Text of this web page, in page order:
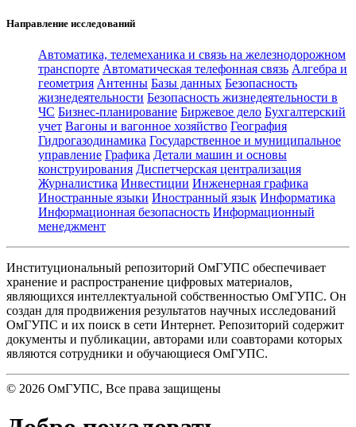
Направление исследований
Автоматика, телемеханика и связь на железнодорожном
транспорте Автоматическая телефонная связь Алгебра и
геометрия Антенны Базы данных Безопасность
жизнедеятельности Безопасность жизнедеятельности в
ЧС Бизнес-планирование Биржевое дело Бухгалтерский
учет Вагоны и вагонное хозяйство География
Гидрогазодинамика Государственное и муниципальное
управление Графика Детали машин и основы
конструирования Диспетчерская централизация
Журналистика Инвестиции Инженерная графика
Иностранные языки Иностранный язык Информатика
Информационная безопасность Информационный
менеджмент
Институциональный репозиторий ОмГУПС обеспечивает
хранение и распространение цифровых материалов,
являющихся интеллектуальной собственностью ОмГУПС. Он
создан для продвижения результатов научных исследований
ОмГУПС и их поиск в сети Интернет. Репозиторий содержит
документы и публикации, авторами или соавторами которых
являются сотрудники и обучающиеся ОмГУПС.
© 2026 ОмГУПС, Все права защищены